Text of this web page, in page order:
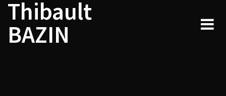
Skip
content
Thibault
BAZIN
Navigation
de